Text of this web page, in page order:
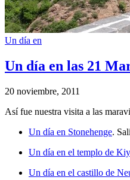
Un día en
Un día en las 21
20 noviembre, 2011
Así fue nuestra visita a las
Un día en Stonehenge.
Un día en el templo de
Un día en el castillo de